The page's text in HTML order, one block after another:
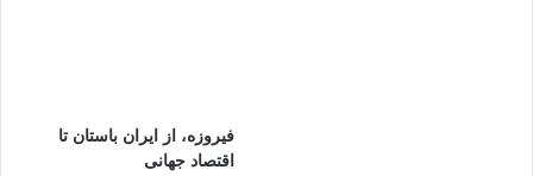
فیروزه، از ایران باستان تا
اقتصاد جهانی